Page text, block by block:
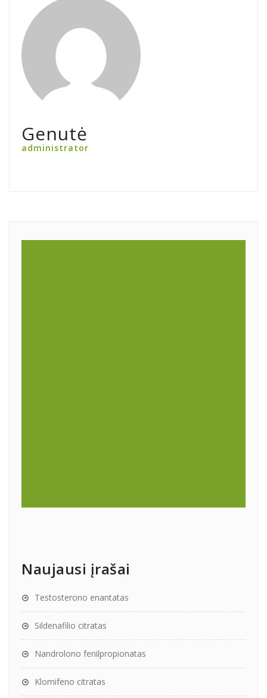
Genutė
administrator
Naujausi įrašai
Testosterono enantatas
Sildenafilio citratas
Nandrolono fenilpropionatas
Klomifeno citratas